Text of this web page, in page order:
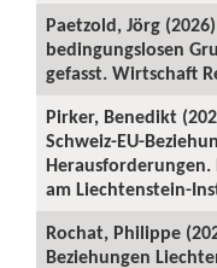
Paetzold, Jörg
bedingungslosen
gefasst. Wirtschaft
Pirker, Benedikt
Schweiz-EU-
Herausforderungen.
am Liechtenstein-
Rochat, Philippe
Beziehungen